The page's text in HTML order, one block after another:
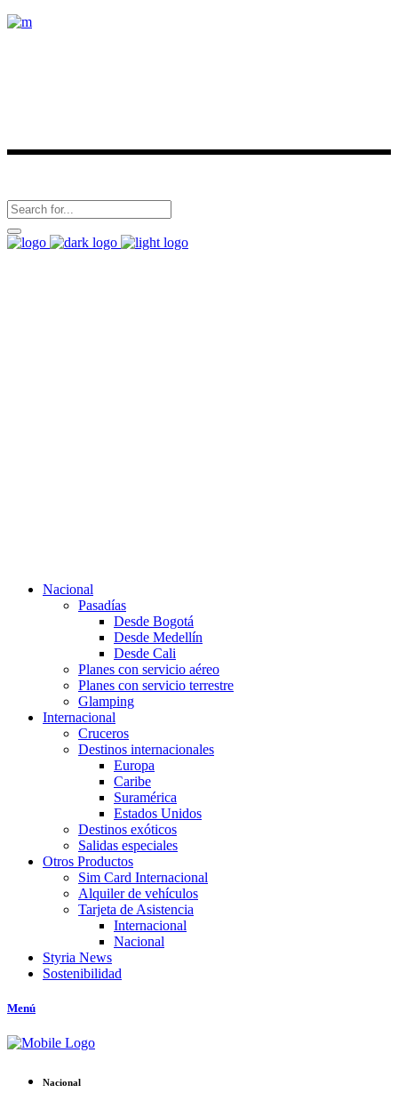
Nacional
Pasadías
Desde Bogotá
Desde Medellín
Desde Cali
Planes con servicio aéreo
Planes con servicio terrestre
Glamping
Internacional
Cruceros
Destinos internacionales
Europa
Caribe
Suramérica
Estados Unidos
Destinos exóticos
Salidas especiales
Otros Productos
Sim Card Internacional
Alquiler de vehículos
Tarjeta de Asistencia
Internacional
Nacional
Styria News
Sostenibilidad
Menú
Nacional